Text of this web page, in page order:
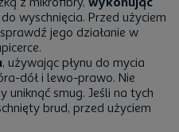
wyschnięcia. Przed użyciem
jego działanie w
, używając płynu do mycia
dół i lewo-prawo. Nie
uniknąć smug. Jeśli na tych
brud, przed użyciem